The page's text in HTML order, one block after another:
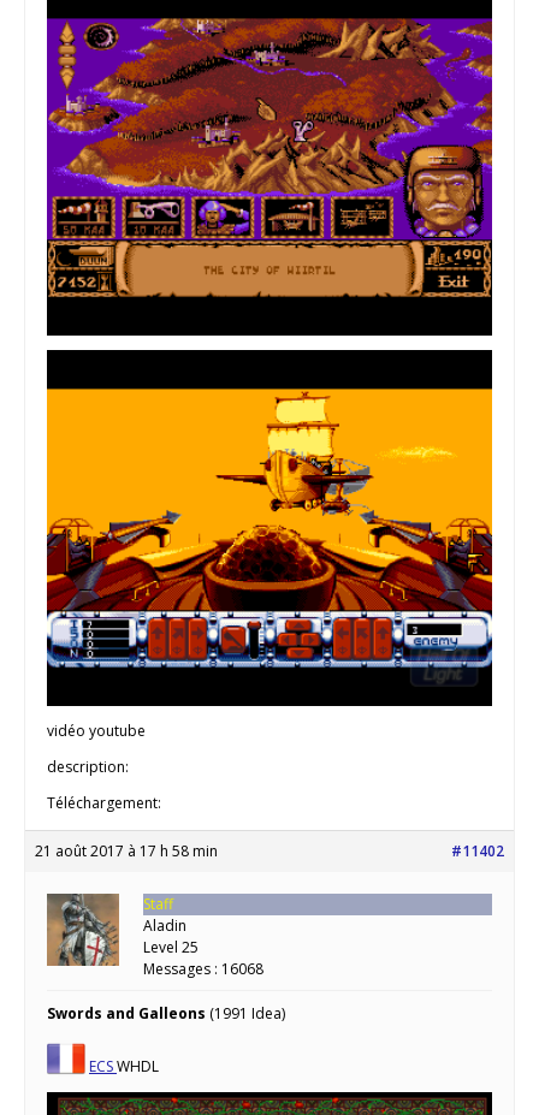
vidéo youtube
description:
Téléchargement:
21 août 2017 à 17 h 58 min #11402
Staff
Aladin
Level 25
Messages : 16068
Swords and Galleons (1991 Idea)
ECSWHDL